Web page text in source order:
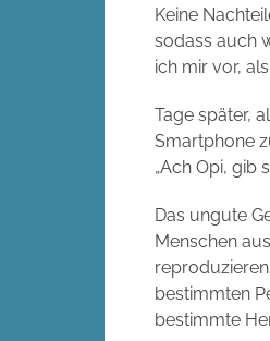
Keine
sodass auch
ich mir vor,
Tage später,
Smartphone
„Ach Opi, gib
Das ungute
Menschen
bestimmten
bestimmte